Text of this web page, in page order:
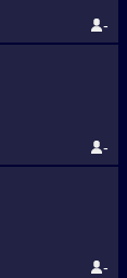
-
-
-